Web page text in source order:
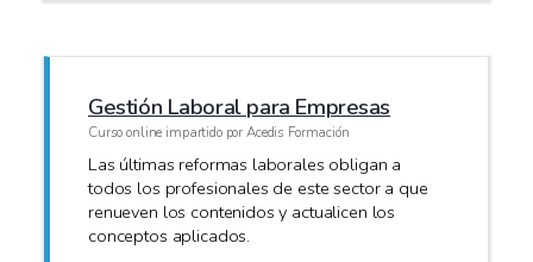
Gestión Laboral para Empresas
Curso online impartido por Acedis Formación
Las últimas reformas laborales obligan a
todos los profesionales de este sector a que
renueven los contenidos y actualicen los
conceptos aplicados.